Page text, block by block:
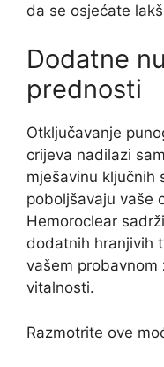
da se osjećate
Dodatne
prednosti
Otključavanje
crijeva nadilazi
mješavinu ključnih
poboljšavaju vaše
Hemoroclear
dodatnih hranjivih
vašem probavnom
vitalnosti.
Razmotrite ove